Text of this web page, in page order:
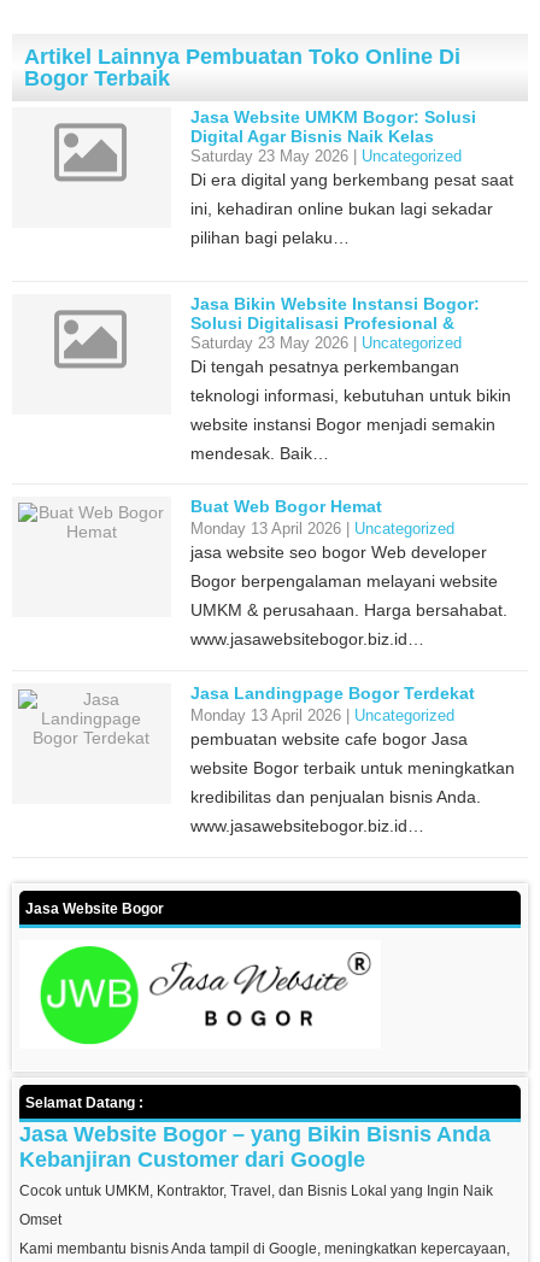
Artikel Lainnya Pembuatan Toko Online Di
Bogor Terbaik
Jasa Website UMKM Bogor: Solusi
Digital Agar Bisnis Naik Kelas
Saturday 23 May 2026 | Uncategorized
Di era digital yang berkembang pesat saat
ini, kehadiran online bukan lagi sekadar
pilihan bagi pelaku…
Jasa Bikin Website Instansi Bogor:
Solusi Digitalisasi Profesional &
Terpercaya
Saturday 23 May 2026 | Uncategorized
Di tengah pesatnya perkembangan
teknologi informasi, kebutuhan untuk bikin
website instansi Bogor menjadi semakin
mendesak. Baik…
Buat Web Bogor Hemat
Monday 13 April 2026 | Uncategorized
jasa website seo bogor Web developer
Bogor berpengalaman melayani website
UMKM & perusahaan. Harga bersahabat.
www.jasawebsitebogor.biz.id…
Jasa Landingpage Bogor Terdekat
Monday 13 April 2026 | Uncategorized
pembuatan website cafe bogor Jasa
website Bogor terbaik untuk meningkatkan
kredibilitas dan penjualan bisnis Anda.
www.jasawebsitebogor.biz.id…
Jasa Website Bogor
Selamat Datang :
Jasa Website Bogor – yang Bikin Bisnis Anda
Kebanjiran Customer dari Google
Cocok untuk UMKM, Kontraktor, Travel, dan Bisnis Lokal yang Ingin Naik
Omset
Kami membantu bisnis Anda tampil di Google, meningkatkan kepercayaan,